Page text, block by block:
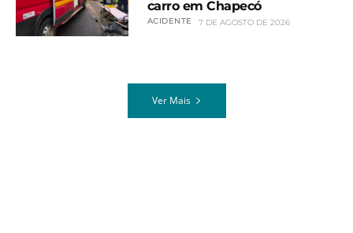
carro em Chapecó
ACIDENTE 7 DE AGOSTO DE 2026
Ver Mais